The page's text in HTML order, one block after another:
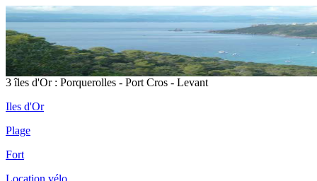
3 îles d'Or : Porquerolles - Port Cros - Levant
Iles d'Or
Plage
Fort
Location vélo